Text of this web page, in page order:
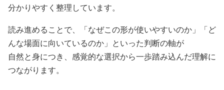
分かりやすく整理しています。
読み進めることで、「なぜこの形が使いやすいのか」「ど
んな場面に向いているのか」といった判断の軸が
自然と身につき、感覚的な選択から一歩踏み込んだ理解に
つながります。